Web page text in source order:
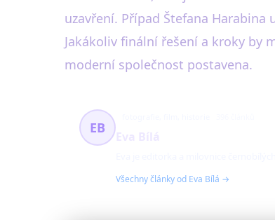
uzavření. Případ Štefana
Jakákoliv finální řešení a kroky by
moderní společnost postavena.
EB
Všechny články od Eva Bílá →